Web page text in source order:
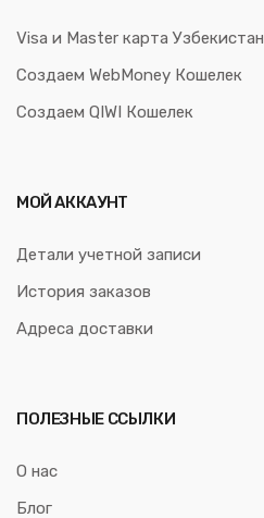
Visa и Master карта Узбекистан
Создаем WebMoney Кошелек
Создаем QIWI Кошелек
МОЙ АККАУНТ
Детали учетной записи
История заказов
Адреса доставки
ПОЛЕЗНЫЕ ССЫЛКИ
О нас
Блог